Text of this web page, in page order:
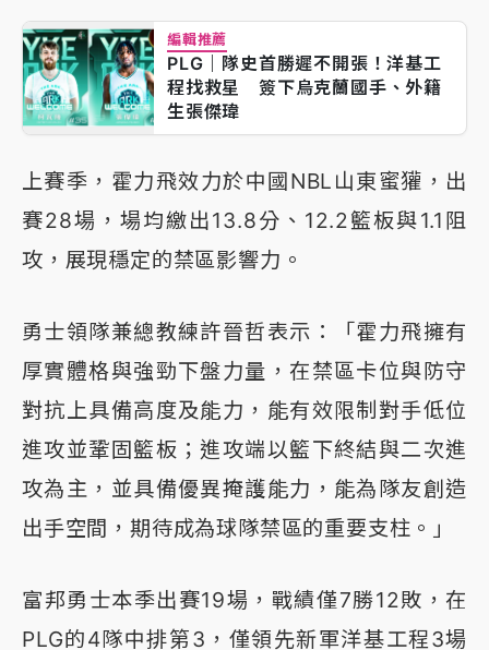
編輯推薦
PLG｜隊史首勝遲不開張！洋基工
程找救星 簽下烏克蘭國手、外籍
生張傑瑋
上賽季，霍力飛效力於中國NBL山東蜜獾，出
賽28場，場均繳出13.8分、12.2籃板與1.1阻
攻，展現穩定的禁區影響力。
勇士領隊兼總教練許晉哲表示：「霍力飛擁有
厚實體格與強勁下盤力量，在禁區卡位與防守
對抗上具備高度及能力，能有效限制對手低位
進攻並鞏固籃板；進攻端以籃下終結與二次進
攻為主，並具備優異掩護能力，能為隊友創造
出手空間，期待成為球隊禁區的重要支柱。」
富邦勇士本季出賽19場，戰績僅7勝12敗，在
PLG的4隊中排第3，僅領先新軍洋基工程3場